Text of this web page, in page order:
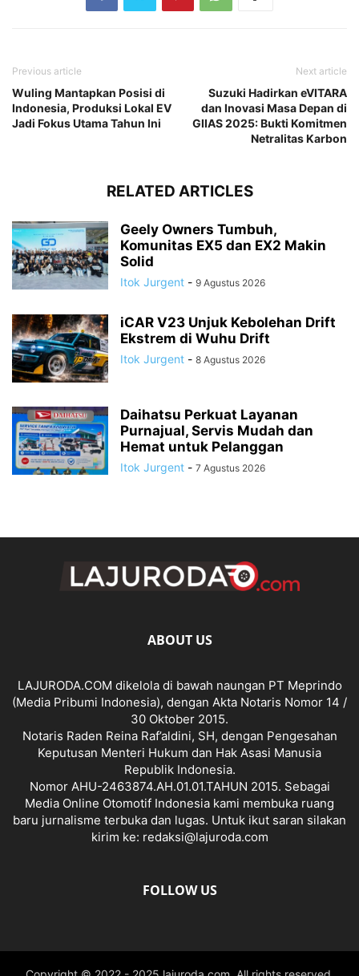
Previous article
Wuling Mantapkan Posisi di
Indonesia, Produksi Lokal EV
Jadi Fokus Utama Tahun Ini
Next article
Suzuki Hadirkan eVITARA
dan Inovasi Masa Depan di
GIIAS 2025: Bukti Komitmen
Netralitas Karbon
RELATED ARTICLES
Geely Owners Tumbuh,
Komunitas EX5 dan EX2 Makin
Solid
Itok Jurgent - 9 Agustus 2026
iCAR V23 Unjuk Kebolehan Drift
Ekstrem di Wuhu Drift
Itok Jurgent - 8 Agustus 2026
Daihatsu Perkuat Layanan
Purnajual, Servis Mudah dan
Hemat untuk Pelanggan
Itok Jurgent - 7 Agustus 2026
ABOUT US
LAJURODA.COM dikelola di bawah naungan PT Meprindo
(Media Pribumi Indonesia), dengan Akta Notaris Nomor 14 /
30 Oktober 2015.
Notaris Raden Reina Raf’aldini, SH, dengan Pengesahan
Keputusan Menteri Hukum dan Hak Asasi Manusia
Republik Indonesia.
Nomor AHU-2463874.AH.01.01.TAHUN 2015. Sebagai
Media Online Otomotif Indonesia kami membuka ruang
baru jurnalisme terbuka dan lugas. Untuk ikut saran silakan
kirim ke: redaksi@lajuroda.com
FOLLOW US